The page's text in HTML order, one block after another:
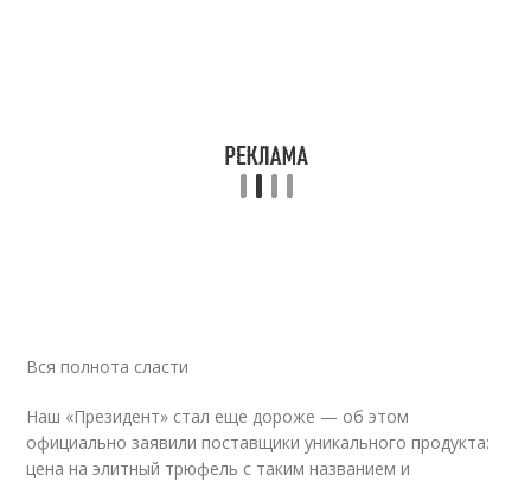
Вся полнота сласти
Наш «Президент» стал еще дороже — об этом
официально заявили поставщики уникального продукта:
цена на элитный трюфель с таким названием и